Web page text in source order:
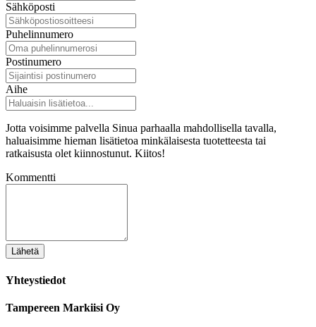
Sähköposti
Puhelinnumero
Postinumero
Aihe
Jotta voisimme palvella Sinua parhaalla mahdollisella tavalla,
haluaisimme hieman lisätietoa minkälaisesta tuotetteesta tai
ratkaisusta olet kiinnostunut. Kiitos!
Kommentti
Lähetä
Yhteystiedot
Tampereen Markiisi Oy